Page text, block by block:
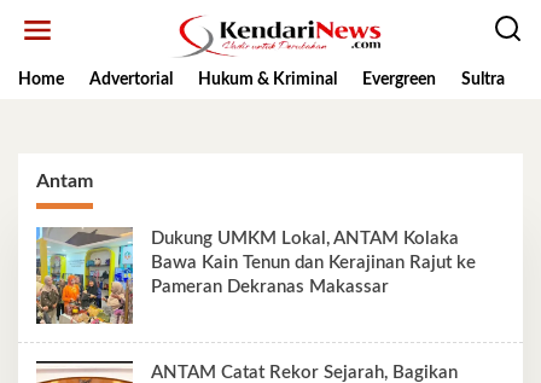
Home
Advertorial Hukum & Kriminal Evergreen Sultra
Antam
Dukung UMKM Lokal, ANTAM Kolaka
Bawa Kain Tenun dan Kerajinan Rajut ke
Pameran Dekranas Makassar
ANTAM Catat Rekor Sejarah, Bagikan